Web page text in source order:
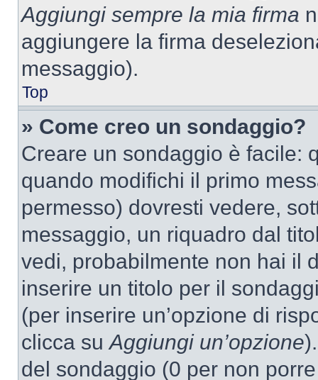
Aggiungi sempre la mia firma
aggiungere la firma
messaggio).
Top
» Come creo un sondaggio?
Creare un sondaggio è facile:
quando modifichi il primo
permesso) dovresti vedere,
messaggio, un riquadro dal
vedi, probabilmente non hai il
inserire un titolo per il
(per inserire un’opzione di
clicca suAggiungi un’opzione
del sondaggio (0 per non